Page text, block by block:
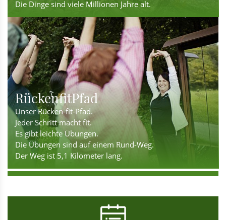
Die Dinge sind viele Millionen Jahre alt.
RückenfitPfad
Unser Rücken-fit-Pfad.
Jeder Schritt macht fit.
Es gibt leichte Übungen.
Die Übungen sind auf einem Rund-Weg.
Der Weg ist 5,1 Kilometer lang.